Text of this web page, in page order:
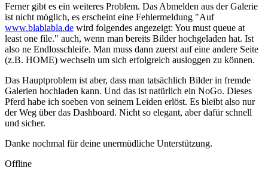
Ferner gibt es ein weiteres Problem. Das Abmelden aus der Galerie
ist nicht möglich, es erscheint eine Fehlermeldung "Auf
www.blablabla.de wird folgendes angezeigt: You must queue at
least one file." auch, wenn man bereits Bilder hochgeladen hat. Ist
also ne Endlosschleife. Man muss dann zuerst auf eine andere Seite
(z.B. HOME) wechseln um sich erfolgreich ausloggen zu können.
Das Hauptproblem ist aber, dass man tatsächlich Bilder in fremde
Galerien hochladen kann. Und das ist natürlich ein NoGo. Dieses
Pferd habe ich soeben von seinem Leiden erlöst. Es bleibt also nur
der Weg über das Dashboard. Nicht so elegant, aber dafür schnell
und sicher.
Danke nochmal für deine unermüdliche Unterstützung.
Offline